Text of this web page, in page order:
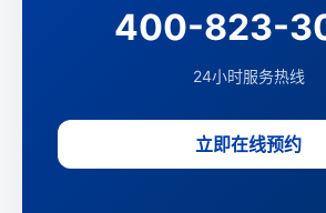
400-823-
24小时服务热线
立即在线预约